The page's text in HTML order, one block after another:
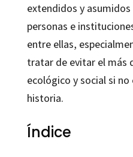
extendidos y
personas e
entre ellas,
tratar de evitar el más
ecológico y social si
historia.
Índice